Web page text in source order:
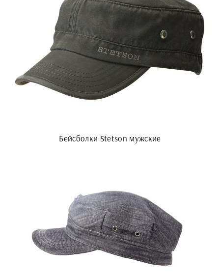
Бейсболки Stetson мужские